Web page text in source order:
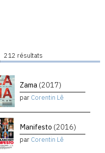
212 résultats
Zama (2017)
par Corentin Lê
Manifesto (2016)
par Corentin Lê